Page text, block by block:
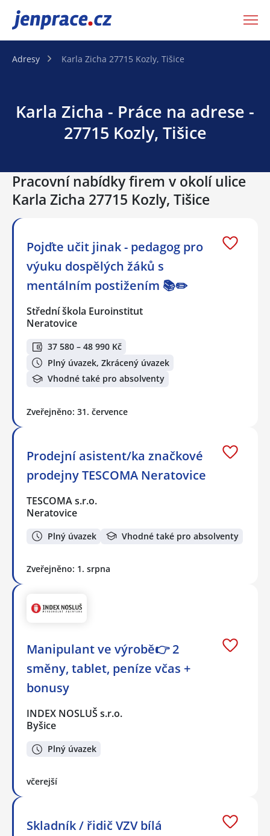
JenPráce.cz
Adresy Karla Zicha 27715 Kozly, Tišice
Karla Zicha - Práce na adrese -
27715 Kozly, Tišice
Pracovní nabídky firem v okolí ulice
Karla Zicha 27715 Kozly, Tišice
Pojďte učit jinak - pedagog pro
výuku dospělých žáků s
mentálním postižením 📚✏️
Střední škola Euroinstitut
Neratovice
37 580 – 48 990 Kč
Plný úvazek, Zkrácený úvazek
Vhodné také pro absolventy
Zveřejněno: 31. července
Prodejní asistent/ka značkové
prodejny TESCOMA Neratovice
TESCOMA s.r.o.
Neratovice
Plný úvazek Vhodné také pro absolventy
Zveřejněno: 1. srpna
Manipulant ve výrobě👉 2
směny, tablet, peníze včas +
bonusy
INDEX NOSLUŠ s.r.o.
Byšice
Plný úvazek
včerejší
Skladník / řidič VZV bílá